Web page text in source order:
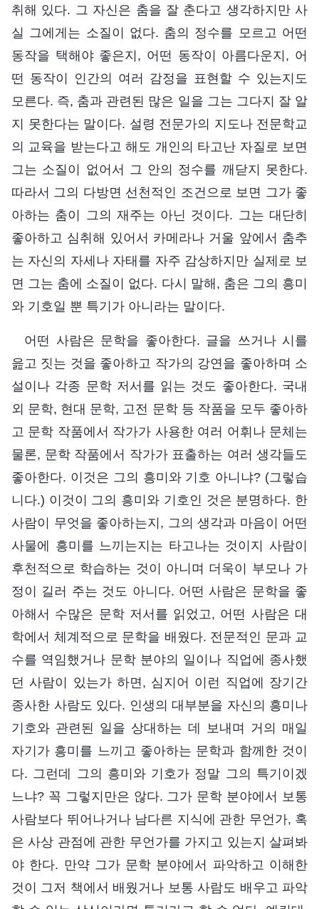
취해 있다. 그 자신은 춤을 잘 춘다고 생각하지만 사
실 그에게는 소질이 없다. 춤의 정수를 모르고 어떤
동작을 택해야 좋은지, 어떤 동작이 아름다운지, 어
떤 동작이 인간의 여러 감정을 표현할 수 있는지도
모른다. 즉, 춤과 관련된 많은 일을 그는 그다지 잘 알
지 못한다는 말이다. 설령 전문가의 지도나 전문학교
의 교육을 받는다고 해도 개인의 타고난 자질로 보면
그는 소질이 없어서 그 안의 정수를 깨닫지 못한다.
따라서 그의 다방면 선천적인 조건으로 보면 그가 좋
아하는 춤이 그의 재주는 아닌 것이다. 그는 대단히
좋아하고 심취해 있어서 카메라나 거울 앞에서 춤추
는 자신의 자세나 자태를 자주 감상하지만 실제로 보
면 그는 춤에 소질이 없다. 다시 말해, 춤은 그의 흥미
와 기호일 뿐 특기가 아니라는 말이다.
어떤 사람은 문학을 좋아한다. 글을 쓰거나 시를
읊고 짓는 것을 좋아하고 작가의 강연을 좋아하며 소
설이나 각종 문학 저서를 읽는 것도 좋아한다. 국내
외 문학, 현대 문학, 고전 문학 등 작품을 모두 좋아하
고 문학 작품에서 작가가 사용한 여러 어휘나 문체는
물론, 문학 작품에서 작가가 표출하는 여러 생각들도
좋아한다. 이것은 그의 흥미와 기호 아니냐? (그렇습
니다.) 이것이 그의 흥미와 기호인 것은 분명하다. 한
사람이 무엇을 좋아하는지, 그의 생각과 마음이 어떤
사물에 흥미를 느끼는지는 타고나는 것이지 사람이
후천적으로 학습하는 것이 아니며 더욱이 부모나 가
정이 길러 주는 것도 아니다. 어떤 사람은 문학을 좋
아해서 수많은 문학 저서를 읽었고, 어떤 사람은 대
학에서 체계적으로 문학을 배웠다. 전문적인 문과 교
수를 역임했거나 문학 분야의 일이나 직업에 종사했
던 사람이 있는가 하면, 심지어 이런 직업에 장기간
종사한 사람도 있다. 인생의 대부분을 자신의 흥미나
기호와 관련된 일을 상대하는 데 보내며 거의 매일
자기가 흥미를 느끼고 좋아하는 문학과 함께한 것이
다. 그런데 그의 흥미와 기호가 정말 그의 특기이겠
느냐? 꼭 그렇지만은 않다. 그가 문학 분야에서 보통
사람보다 뛰어나거나 남다른 지식에 관한 무언가, 혹
은 사상 관점에 관한 무언가를 가지고 있는지 살펴봐
야 한다. 만약 그가 문학 분야에서 파악하고 이해한
것이 그저 책에서 배웠거나 보통 사람도 배우고 파악